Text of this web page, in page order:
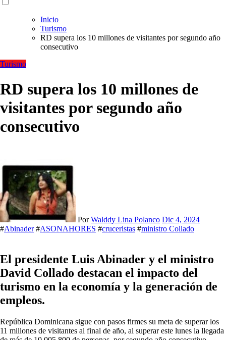
Inicio
Turismo
RD supera los 10 millones de visitantes por segundo año
consecutivo
Turismo
RD supera los 10 millones de
visitantes por segundo año
consecutivo
PorWalddy Lina Polanco Dic 4, 2024
#Abinader#ASONAHORES #cruceristas #ministro Collado
El presidente Luis Abinader y el ministro
David Collado destacan el impacto del
turismo en la economía y la generación de
empleos.
República Dominicana sigue con pasos firmes su meta de superar los
11 millones de visitantes al final de año, al superar este lunes la llegada